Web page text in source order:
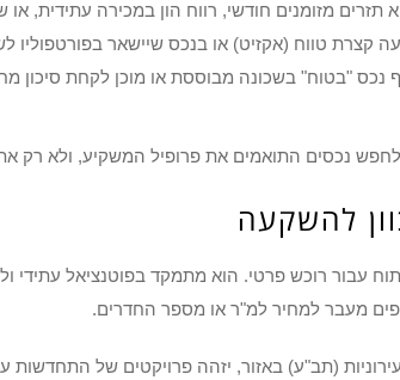
מזומנים חודשי, רווח הון במכירה עתידית, או
קצרת טווח (אקזיט) או בנכס שיישאר בפורטפוליו
נכס "בטוח" בשכונה מבוססת או מוכן לקחת סיכון
נכסים התואמים את פרופיל המשקיע, ולא רק
להשקעה
עבור רוכש פרטי. הוא מתמקד בפוטנציאל עתידי
מעבר למחיר למ"ר או מספר החדרים.